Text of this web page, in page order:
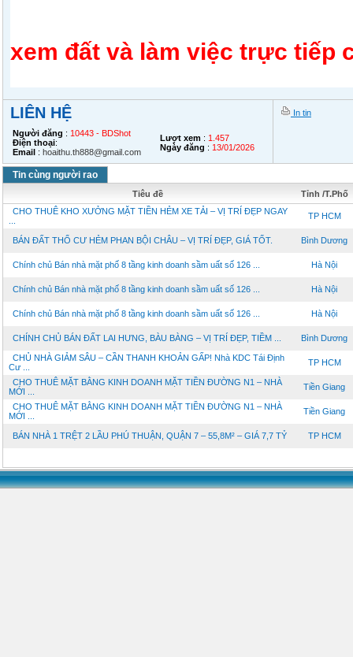
xem đất và làm việc trực tiếp
LIÊN HỆ
Người đăng : 10443 - BDShot
Điện thoại:
Email : hoaithu.th888@gmail.com
Lượt xem : 1.457
Ngày đăng : 13/01/2026
In tin
Tin cùng người rao
Tiêu đề
Tỉnh /T.Phố
CHO THUÊ KHO XƯỞNG MẶT TIỀN HẺM XE TẢI – VỊ TRÍ ĐẸP NGAY
TP HCM
BÁN ĐẤT THỔ CƯ HẺM PHAN BỘI CHÂU – VỊ TRÍ ĐẸP, GIÁ TỐT. Bình Dương
Chính chủ Bán nhà mặt phố 8 tầng kinh doanh sầm uất số 126 ... Hà Nội
Chính chủ Bán nhà mặt phố 8 tầng kinh doanh sầm uất số 126 ... Hà Nội
Chính chủ Bán nhà mặt phố 8 tầng kinh doanh sầm uất số 126 ... Hà Nội
CHÍNH CHỦ BÁN ĐẤT LAI HƯNG, BÀU BÀNG – VỊ TRÍ ĐẸP, TIỀM ... Bình Dương
CHỦ NHÀ GIẢM SÂU – CẦN THANH KHOẢN GẤP! Nhà KDC Tái Định
Cư ...
TP HCM
CHO THUÊ MẶT BẰNG KINH DOANH MẶT TIỀN ĐƯỜNG N1 – NHÀ
MỚI ...
Tiền Giang
CHO THUÊ MẶT BẰNG KINH DOANH MẶT TIỀN ĐƯỜNG N1 – NHÀ
MỚI ...
Tiền Giang
BÁN NHÀ 1 TRỆT 2 LẦU PHÚ THUẬN, QUẬN 7 – 55,8M² – GIÁ 7,7 TỶ TP HCM